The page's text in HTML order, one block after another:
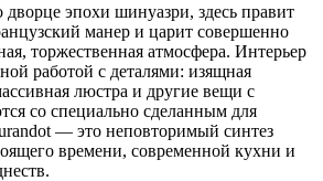
дворце эпохи шинуазри, здесь правит
манер и царит совершенно
торжественная атмосфера. Интерьер
работой с деталями: изящная
люстра и другие вещи с
со специально сделанным для
— это неповторимый синтез
времени, современной кухни и